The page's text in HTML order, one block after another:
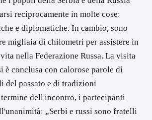
reciprocamente in molte cose:
e diplomatiche. In cambio, sono
migliaia di chilometri per assistere in
nella Federazione Russa. La visita
è conclusa con calorose parole di
del passato e di tradizioni
dell'incontro, i partecipanti
„Serbi e russi sono fratelli